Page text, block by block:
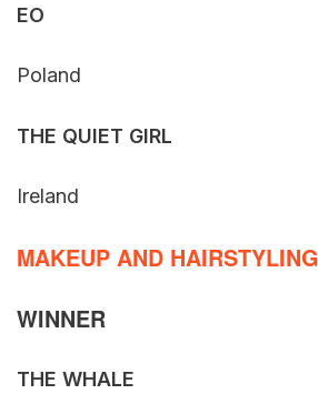
EO
Poland
THE QUIET GIRL
Ireland
MAKEUP AND HAIRSTYLING
WINNER
THE WHALE